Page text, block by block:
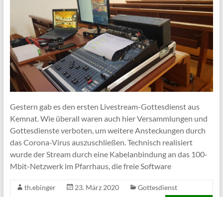
Gestern gab es den ersten Livestream-Gottesdienst aus
Kemnat. Wie überall waren auch hier Versammlungen und
Gottesdienste verboten, um weitere Ansteckungen durch
das Corona-Virus auszuschließen. Technisch realisiert
wurde der Stream durch eine Kabelanbindung an das 100-
Mbit-Netzwerk im Pfarrhaus, die freie Software
th.ebinger 23. März 2020
Gottesdienst